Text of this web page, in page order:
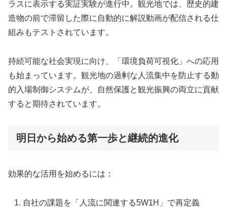
ラスに表示する実証実験が進行中。観光地では、歴史的建
造物の前で滞留した際に自動的に解説動画が配信される仕
組みもテストされています。
持続可能な社会実現に向け、「環境負荷可視化」への応用
も始まっています。観光地の過剰な人流集中を防止する動
的入場制御システムが、自然保護と観光振興の両立に貢献
すると期待されています。
明日から始める第一歩と継続的進化
効果的な活用を始めるには：
自社の課題を「人流に関連する5W1H」で再定義